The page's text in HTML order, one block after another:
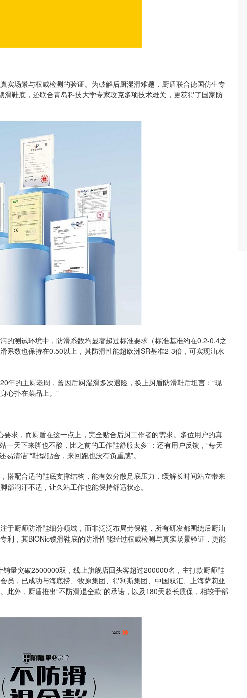
实场景与权威检测的验证。为破解后厨湿滑难题，厨盾联合德国仿生专
鞋底，还联合青岛科技大学专家攻克多项技术难关，更获得了国家防
测试环境中，防滑系数均显著超过标准要求（标准基准约在0.2-0.4之
系数也保持在0.50以上，其防滑性能超欧洲SR基准2-3倍，可实现油水
年的主厨老周，曾因后厨湿滑多次遇险，换上厨盾防滑鞋后坦言：“现
心扑在菜品上。”
求，而厨盾在这一点上，完全贴合后厨工作者的需求。多位用户的真
天下来脚也不酸，比之前的工作鞋舒服太多”；还有用户反馈，“每天
清洁”“鞋型贴合，来回跑也没有负重感”。
搭配合适的鞋底支撑结构，能有效分散足底压力，缓解长时间站立带来
闷汗不适，让久站工作也能保持舒适状态。
厨师防滑鞋细分领域，而非泛泛布局劳保鞋，所有研发都围绕后厨油
，其BlONic锁滑鞋底的防滑性能经过权威检测与真实场景验证，更能
量突破2500000双，线上旗舰店回头客超过200000名，主打款厨师鞋
，已成功与海底捞、牧原集团、得利斯集团、中国双汇、上海萨莉亚
外，厨盾推出“不防滑退全款”的承诺，以及180天超长质保，相较于部